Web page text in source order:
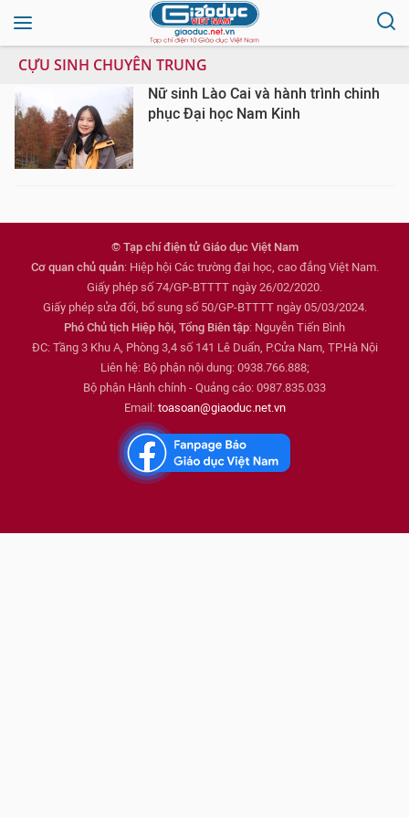
CỰU SINH CHUYÊN TRUNG
Nữ sinh Lào Cai và hành trình chinh
phục Đại học Nam Kinh
© Tạp chí điện tử Giáo dục Việt Nam
Cơ quan chủ quản: Hiệp hội Các trường đại học, cao đẳng Việt Nam.
Giấy phép số 74/GP-BTTTT ngày 26/02/2020.
Giấy phép sửa đổi, bổ sung số 50/GP-BTTTT ngày 05/03/2024.
Phó Chủ tịch Hiệp hội, Tổng Biên tập: Nguyễn Tiến Bình
ĐC: Tầng 3 Khu A, Phòng 3,4 số 141 Lê Duẩn, P.Cửa Nam, TP.Hà Nội
Liên hệ: Bộ phận nội dung: 0938.766.888;
Bộ phận Hành chính - Quảng cáo: 0987.835.033
Email: toasoan@giaoduc.net.vn